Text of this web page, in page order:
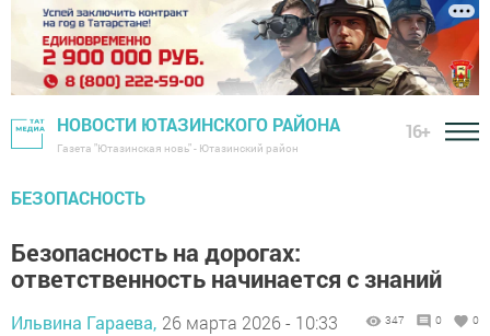
НОВОСТИ ЮТАЗИНСКОГО РАЙОНА
Газета "Ютазинская новь" - Ютазинский район
16+
БЕЗОПАСНОСТЬ
Безопасность на дорогах:
ответственность начинается с знаний
Ильвина Гараева, 26 марта 2026 - 10:33 347 0 0